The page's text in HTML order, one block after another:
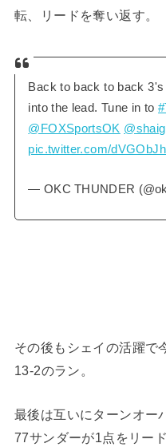
転、リードを奪い返す。
Back to back to back
into the lead. Tune in to
@FOXSportsOK
pic.twitter.com/
— OKC THUNDER
その後もシェイの活躍で
13-2のラン。
最後は互いにターンオー
77サンダーが1点をリー